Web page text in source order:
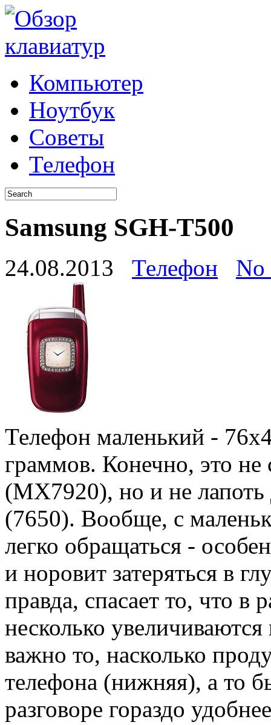
Компьютер
Ноутбук
Советы
Телефон
Samsung SGH-T500
24.08.2013 Телефон No
Телефон маленький -
граммов. Конечно, это
(МХ7920), но и не
(7650). Вообще, с
легко обращаться -
и норовит затеряться в
правда, спасает то, что в
несколько
важно то, насколько
телефона (нижняя), а то
разговоре гораздо